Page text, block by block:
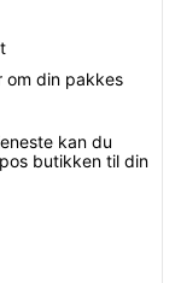
om din pakkes
kan du
butikken til din